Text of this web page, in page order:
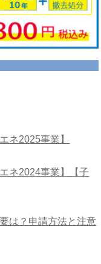
ネ2025事業】
ネ2024事業】【子
は？申請方法と注意